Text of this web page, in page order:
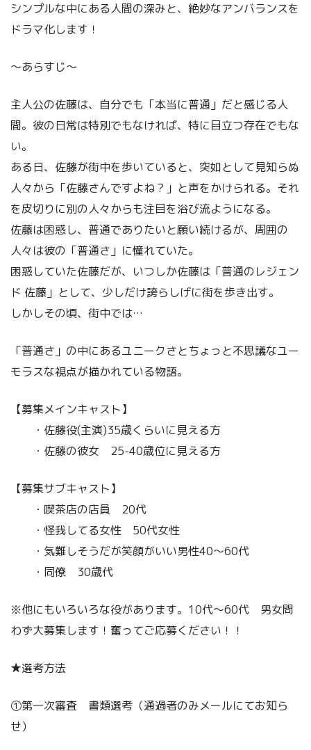
シンプルな中にある人間の深みと、絶妙なアンバランスを
ドラマ化します！
～あらすじ～
主人公の佐藤は、自分でも「本当に普通」だと感じる人
間。彼の日常は特別でもなければ、特に目立つ存在でもな
い。
ある日、佐藤が街中を歩いていると、突如として見知らぬ
人々から「佐藤さんですよね？」と声をかけられる。それ
を皮切りに別の人々からも注目を浴び流ようになる。
佐藤は困惑し、普通でありたいと願い続けるが、周囲の
人々は彼の「普通さ」に憧れていた。
困惑していた佐藤だが、いつしか佐藤は「普通のレジェン
ド 佐藤」として、少しだけ誇らしげに街を歩き出す。
しかしその頃、街中では…
「普通さ」の中にあるユニークさとちょっと不思議なユー
モラスな視点が描かれている物語。
【募集メインキャスト】
・佐藤役(主演)35歳くらいに見える方
・佐藤の彼女 25-40歳位に見える方
【募集サブキャスト】
・喫茶店の店員 20代
・怪我してる女性 50代女性
・気難しそうだが笑顔がいい男性40〜60代
・同僚 30歳代
※他にもいろいろな役があります。10代〜60代 男女問
わず大募集します！奮ってご応募ください！！
★選考方法
①第一次審査 書類選考（通過者のみメールにてお知ら
せ）